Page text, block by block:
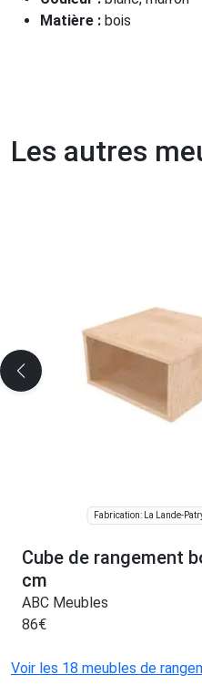
Matière : bois
Les autres
Fabrication: La Lande-
Cube de rangement
cm
ABC Meubles
86€
Voir les 18 meubles de